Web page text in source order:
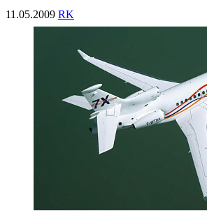
11.05.2009 RK